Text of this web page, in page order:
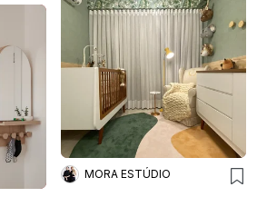
MORA ESTÚDIO